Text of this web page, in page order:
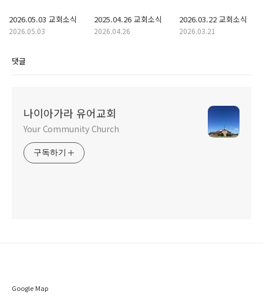
2026.05.03 교회소식
2026.05.03
2025.04.26 교회소식
2026.04.26
2026.03.22 교회소식
2026.03.21
댓글
나이아가라 유어교회
Your Community Church
구독하기
Google Map